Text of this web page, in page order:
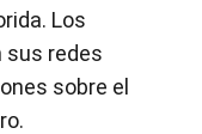
Los
sus redes
sobre el